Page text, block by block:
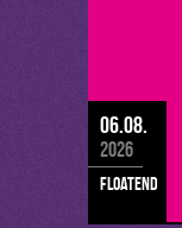
06.08.
2026
floatend